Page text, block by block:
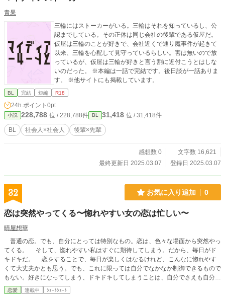
青果
三輪にはストーカーがいる。三輪はそれを知っているし、公
認までしている。その正体は同じ会社の後輩である仮屋だ。
仮屋は三輪のことが好きで、会社近くで通り魔事件が起きて
以来、三輪を心配して見守っているらしい。害は無いので放
っているが、仮屋は三輪が好きと言う割に近付こうとはしな
いのだった。 ※本編は一話で完結です。後日談が一話ありま
す。 ※他サイトにも掲載しています。
BL 完結 短編 R18
24h.ポイント 0pt
小説 228,788 位 / 228,788件 BL 31,418 位 / 31,418件
BL 社会人×社会人 後輩×先輩
感想数 0
文字数 16,621
最終更新日 2025.03.07
登録日 2025.03.07
32 お気に入り追加 0
恋は突然やってくる〜惚れやすい女の恋は忙しい〜
晴屋想華
普通の恋。でも、自分にとっては特別なもの。恋は、色々な場面から突然やっ
てくる。 そして、惚れやすい私はすぐに期待してしまう。だから、毎日がド
キドキだ。 恋をすることで、毎日が楽しくはなるけれど、こんなに惚れやす
くて大丈夫かとも思う。でも、これに限っては自分でなかなか制御できるもので
もない。好きになってしまう、ドキドキしてしまうことは、自分でさえも自分を
止められないのだから。
恋愛 連載中 ｼｮｰﾄｼｮｰﾄ